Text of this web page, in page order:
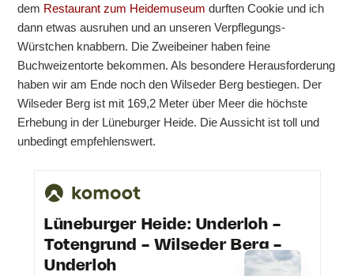
dem Restaurant zum Heidemuseum durften Cookie und ich
dann etwas ausruhen und an unseren Verpflegungs-
Würstchen knabbern. Die Zweibeiner haben feine
Buchweizentorte bekommen. Als besondere Herausforderung
haben wir am Ende noch den Wilseder Berg bestiegen. Der
Wilseder Berg ist mit 169,2 Meter über Meer die höchste
Erhebung in der Lüneburger Heide. Die Aussicht ist toll und
unbedingt empfehlenswert.